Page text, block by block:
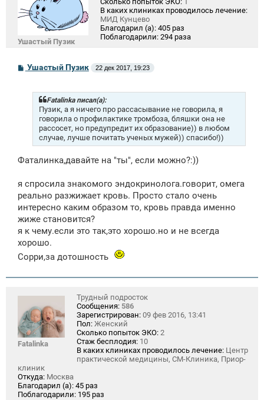
Ушастый Пузик
В каких клиниках проводилось лечение:
МИД Кунцево
Благодарил (а): 405 раз
Поблагодарили: 294 раза
СУшастый Пузик 22 дек 2017, 19:23
Fatalinka писал(а):
Пузик, а я ничего про рассасывание не говорила, я
говорила о профилактике тромбоза, бляшки она не
рассосет, но предупредит их образование)) в любом
случае, лучше почитать ученых мужей)) спасибо!))
Фаталинка,давайте на "ты", если можно?:))
я спросила знакомого эндокринолога.говорит, омега
реально разжижает кровь. Просто стало очень
интересно каким образом то, кровь правда именно
жиже становится?
я к чему.если это так,это хорошо.но и не всегда
хорошо.
Сорри,за дотошность
Fatalinka
Трудный подросток
Сообщения: 586
Зарегистрирован: 09 фев 2016, 13:41
Пол: Женский
Сколько попыток ЭКО: 2
Стаж бесплодия: 10
В каких клиниках проводилось лечение: Центр
практической медицины, СМ-Клиника, Приор-
клиник
Откуда: Москва
Благодарил (а): 45 раз
Поблагодарили: 195 раз